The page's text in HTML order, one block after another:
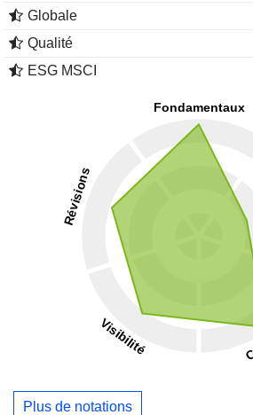
Globale
Qualité
ESG MSCI
Plus de notations